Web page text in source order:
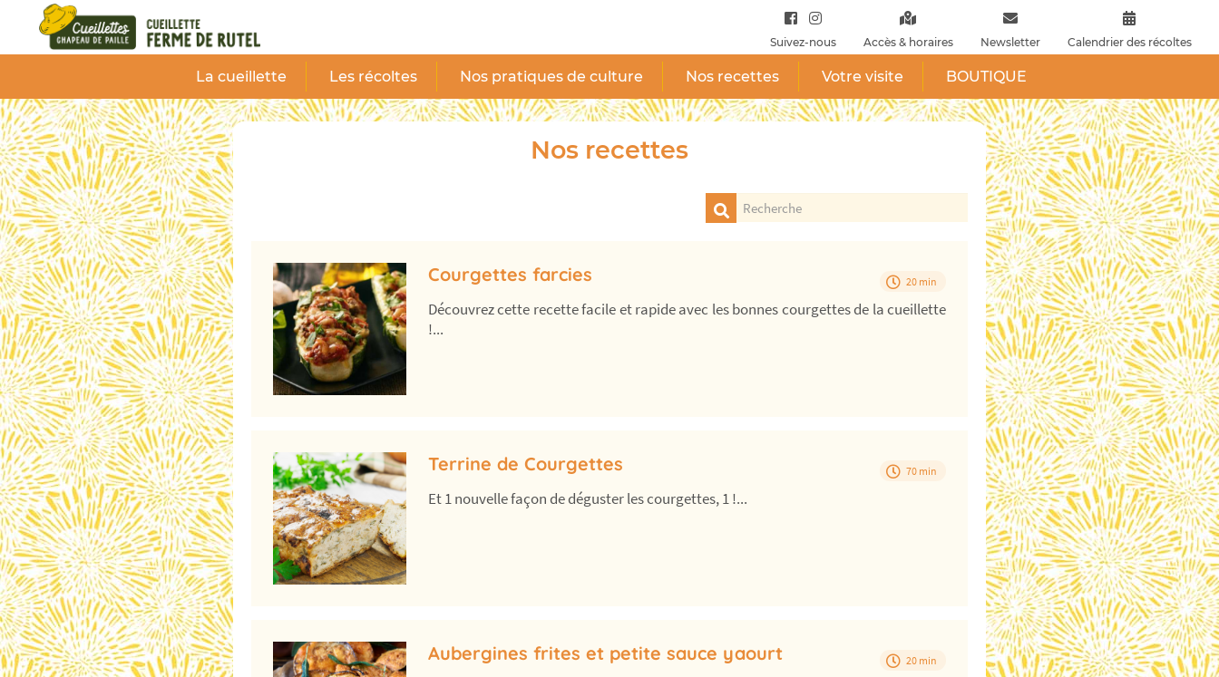
Suivez-nous Accès & horaires Newsletter Calendrier des récoltes
La cueillette Les récoltes Nos pratiques de culture Nos recettes Votre visite BOUTIQUE
Nos recettes
Courgettes farcies 20 min
Découvrez cette recette facile et rapide avec les bonnes courgettes de la cueillette
!...
Terrine de Courgettes 70 min
Et 1 nouvelle façon de déguster les courgettes, 1 !...
Aubergines frites et petite sauce yaourt 20 min
Panneau de gestion des cookies